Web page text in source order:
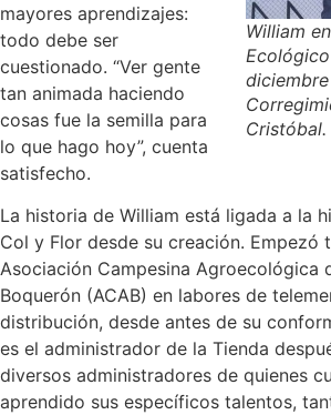
William
Cristóbal.
mayores aprendizajes:
todo debe ser
cuestionado. “Ver gente
tan animada haciendo
cosas fue la semilla para
lo que hago hoy”, cuenta
satisfecho.
La historia de William está ligada a la
Col y Flor desde su creación. Empezó
Asociación Campesina Agroecológica
Boquerón (ACAB) en labores de
distribución, desde antes de su
es el administrador de la Tienda
diversos administradores de quienes
aprendido sus específicos talentos,